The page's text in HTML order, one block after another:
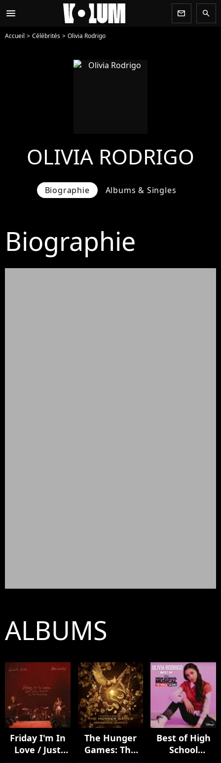
menu newsletter search
Accueil Célébrités Olivia Rodrigo
OLIVIA RODRIGO
Biographie Albums & Singles
Biographie
ALBUMS
Friday I'm In
Love / Just
The Hunger
Games: The
Best of High
School